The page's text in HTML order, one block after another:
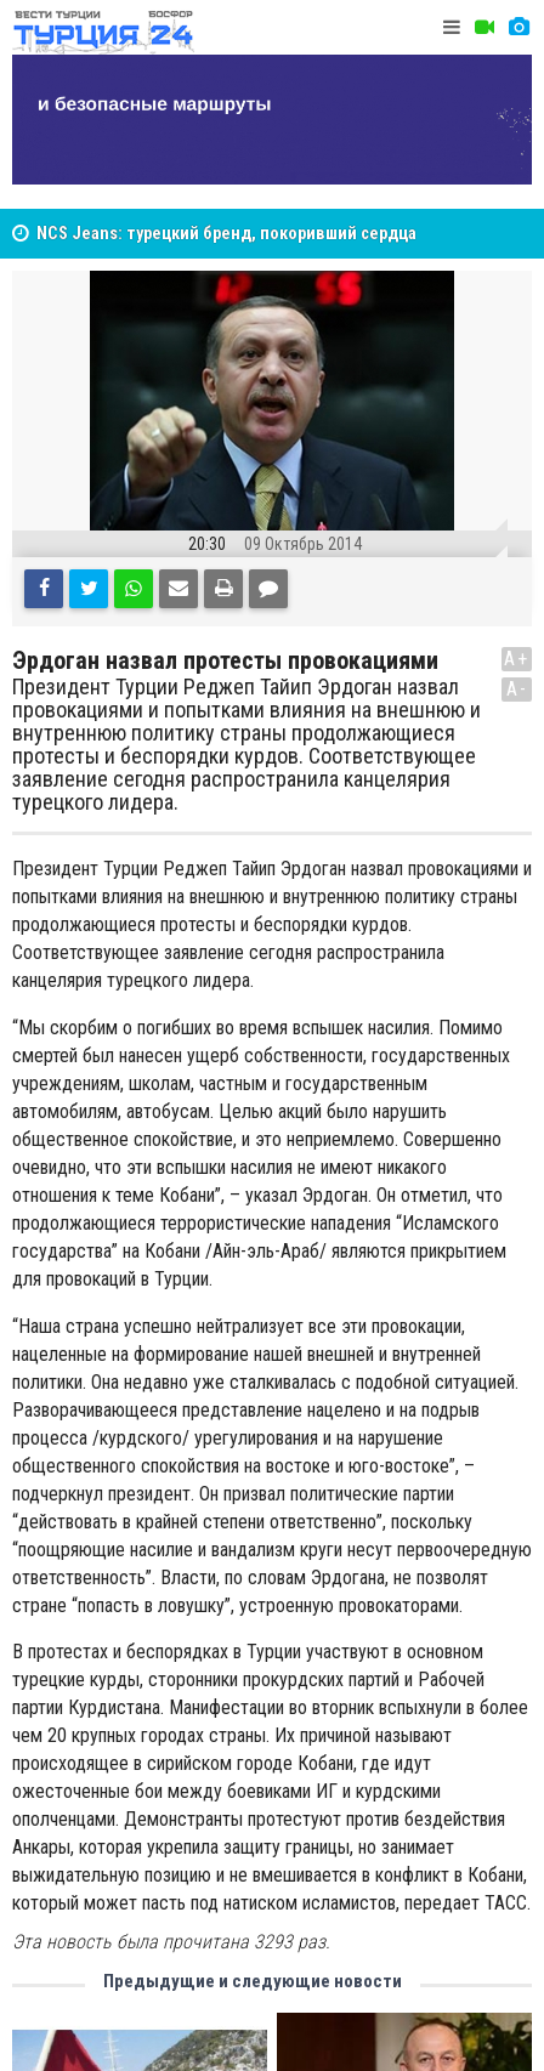
покупателей Центральной Азии
Cottonhill покоряет мировые рынки
20:30 09 Октябрь 2014
Эрдоган назвал протесты провокациями
Президент Турции Реджеп Тайип Эрдоган назвал
провокациями и попытками влияния на внешнюю и
внутреннюю политику страны продолжающиеся
протесты и беспорядки курдов. Соответствующее
заявление сегодня распространила канцелярия
турецкого лидера.
A+
A-
Президент Турции Реджеп Тайип Эрдоган назвал провокациями и
попытками влияния на внешнюю и внутреннюю политику страны
продолжающиеся протесты и беспорядки курдов.
Соответствующее заявление сегодня распространила
канцелярия турецкого лидера.
“Мы скорбим о погибших во время вспышек насилия. Помимо
смертей был нанесен ущерб собственности, государственных
учреждениям, школам, частным и государственным
автомобилям, автобусам. Целью акций было нарушить
общественное спокойствие, и это неприемлемо. Совершенно
очевидно, что эти вспышки насилия не имеют никакого
отношения к теме Кобани”, – указал Эрдоган. Он отметил, что
продолжающиеся террористические нападения “Исламского
государства” на Кобани /Айн-эль-Араб/ являются прикрытием
для провокаций в Турции.
“Наша страна успешно нейтрализует все эти провокации,
нацеленные на формирование нашей внешней и внутренней
политики. Она недавно уже сталкивалась с подобной ситуацией.
Разворачивающееся представление нацелено и на подрыв
процесса /курдского/ урегулирования и на нарушение
общественного спокойствия на востоке и юго-востоке”, –
подчеркнул президент. Он призвал политические партии
“действовать в крайней степени ответственно”, поскольку
“поощряющие насилие и вандализм круги несут первоочередную
ответственность”. Власти, по словам Эрдогана, не позволят
стране “попасть в ловушку”, устроенную провокаторами.
В протестах и беспорядках в Турции участвуют в основном
турецкие курды, сторонники прокурдских партий и Рабочей
партии Курдистана. Манифестации во вторник вспыхнули в более
чем 20 крупных городах страны. Их причиной называют
происходящее в сирийском городе Кобани, где идут
ожесточенные бои между боевиками ИГ и курдскими
ополченцами. Демонстранты протестуют против бездействия
Анкары, которая укрепила защиту границы, но занимает
выжидательную позицию и не вмешивается в конфликт в Кобани,
который может пасть под натиском исламистов, передает ТАСС.
Эта новость была прочитана 3293 раз.
Предыдущие и следующие новости